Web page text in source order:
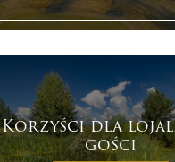
Korzyści dla
gości